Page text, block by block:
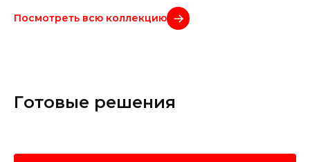
Посмотреть всю коллекцию
Готовые решения